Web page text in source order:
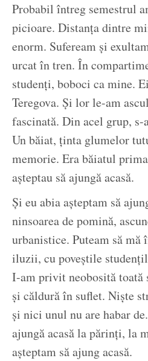
Probabil întreg semestrul
picioare. Distanța dintre
enorm. Sufeream și
urcat în tren. În
studenți, boboci ca mine.
Teregova. Și lor le-am
fascinată. Din acel grup, s-
Un băiat, ținta glumelor
memorie. Era băiatul
așteptau să ajungă acasă.
Și eu abia așteptam să
ninsoarea de pomină,
urbanistice. Puteam să
iluzii, cu poveștile
I-am privit neobosită toată
și căldură în suflet. Niște
și nici unul nu are habar
ajungă acasă la părinți, la
așteptam să ajung acasă.